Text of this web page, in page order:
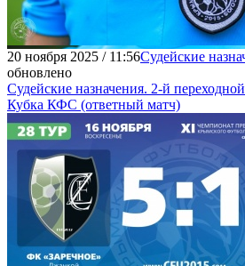
20 ноября 2025 / 11:56Судейские
обновлено
Судейские назначения. 2-й
Кубка КФС (ответный матч)